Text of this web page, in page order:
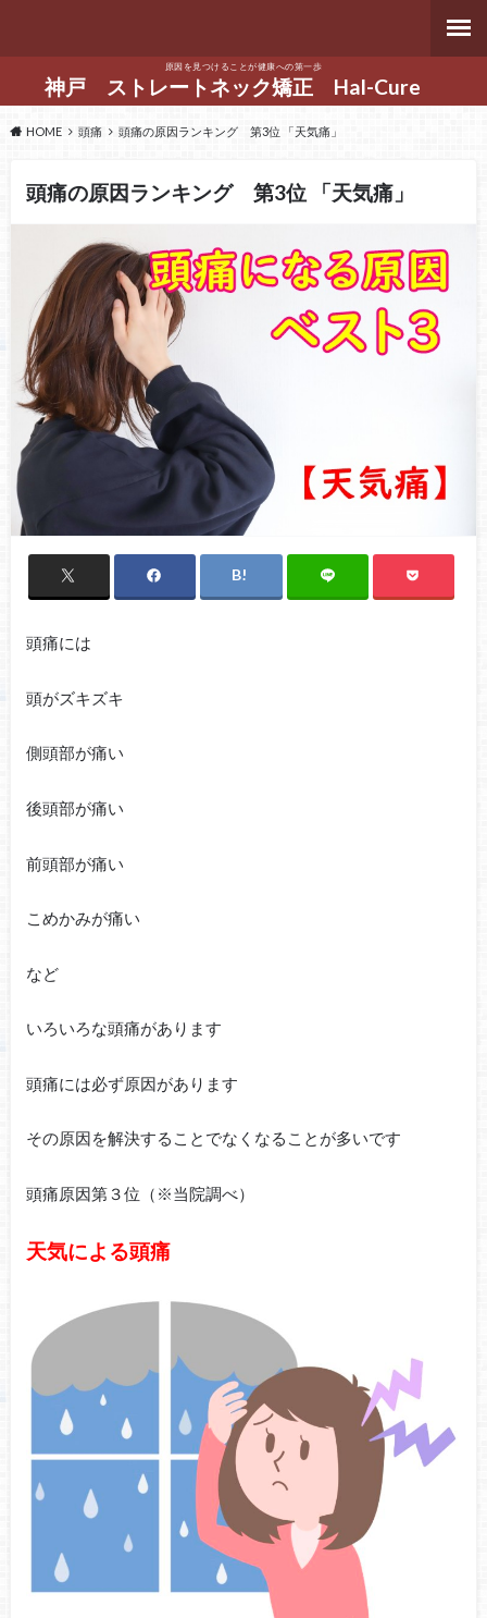
原因を見つけることが健康への第一歩
神戸 ストレートネック矯正 Hal-Cure
HOME 頭痛 頭痛の原因ランキング 第3位 「天気痛」
頭痛の原因ランキング 第3位 「天気痛」
頭痛には
頭がズキズキ
側頭部が痛い
後頭部が痛い
前頭部が痛い
こめかみが痛い
など
いろいろな頭痛があります
頭痛には必ず原因があります
その原因を解決することでなくなることが多いです
頭痛原因第３位（※当院調べ）
天気による頭痛